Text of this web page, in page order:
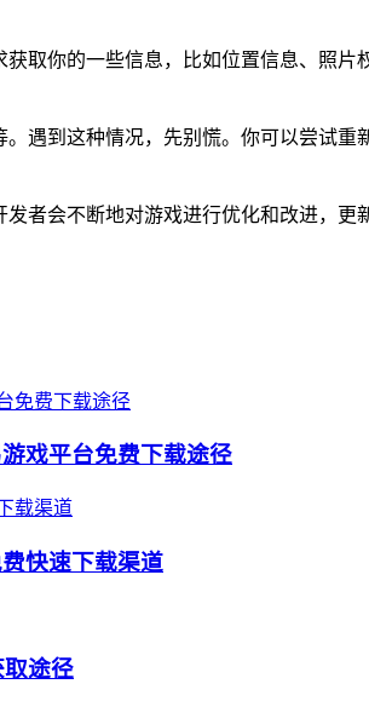
取你的一些信息，比如位置信息、照
遇到这种情况，先别慌。你可以尝试
者会不断地对游戏进行优化和改进，更
戏平台免费下载途径
快速下载渠道
途径